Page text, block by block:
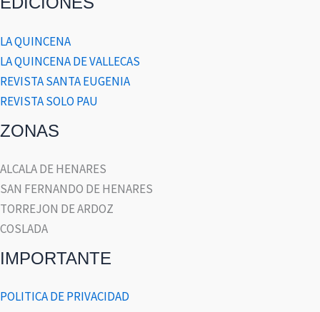
LA QUINCENA
LA QUINCENA DE VALLECAS
REVISTA SANTA EUGENIA
REVISTA SOLO PAU
ZONAS
ALCALA DE HENARES
SAN FERNANDO DE HENARES
TORREJON DE ARDOZ
COSLADA
IMPORTANTE
POLITICA DE PRIVACIDAD